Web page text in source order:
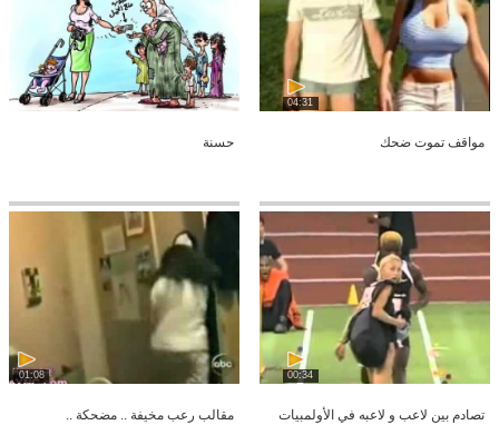
04:31
مواقف تموت ضحك حسنة
00:34
تصادم بين لاعب و لاعبه في الأولمبيات
01:08
مقالب رعب مخيفة .. مضحكة ..